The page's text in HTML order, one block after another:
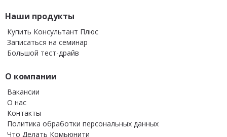
Наши продукты
Купить Консультант Плюс
Записаться на семинар
Большой тест-драйв
О компании
Вакансии
О нас
Контакты
Политика обработки персональных данных
Что Делать Комьюнити